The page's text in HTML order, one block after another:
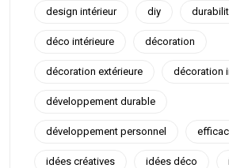
design intérieur diy
déco intérieure décoration
décoration extérieure décoration
développement durable
développement personnel
idées créatives idées déco